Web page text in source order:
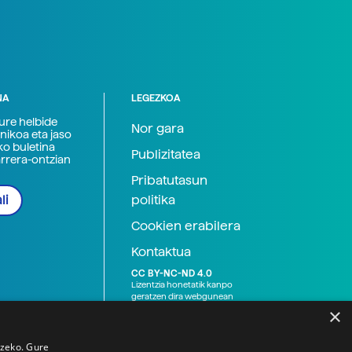
helbide
eta jaso
buletina
ontzian
LEGEZKOA
Nor gara
Publizitatea
Pribatutasun
politika
Cookien erabilera
Kontaktua
CC BY-NC-ND 4.0
Lizentzia honetatik kanpo
geratzen dira webgunean
×
Gure